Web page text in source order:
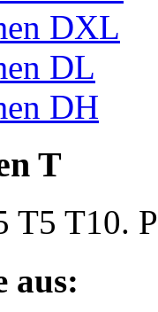
DXL
DL
DH
T
T5 T10.
aus: